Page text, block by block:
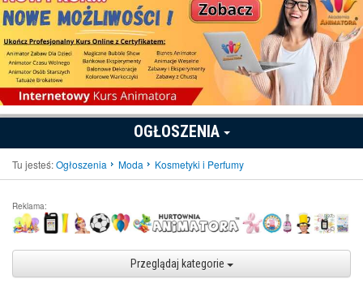
OGŁOSZENIA
Tu jesteś:Ogłoszenia Moda Kosmetyki i Perfumy
Reklama:
Przeglądaj kategorie